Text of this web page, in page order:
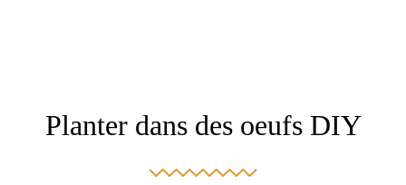
Planter dans des oeufs DIY